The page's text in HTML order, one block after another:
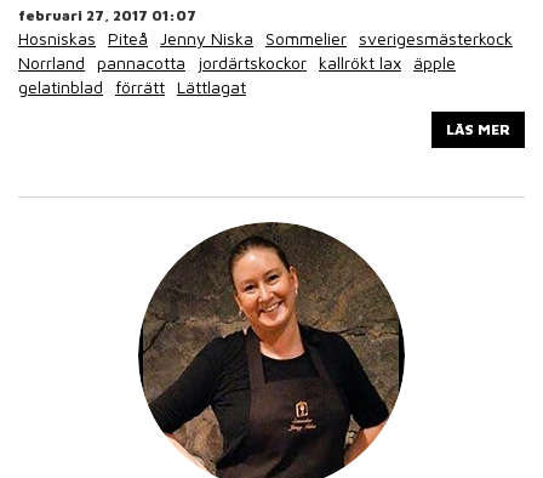
februari 27, 2017 01:07
Hosniskas Piteå Jenny Niska Sommelier
sverigesmästerkock
Norrland
pannacotta jordärtskockor kallrökt lax
äpple
gelatinblad
förrätt Lättlagat
LÄS MER